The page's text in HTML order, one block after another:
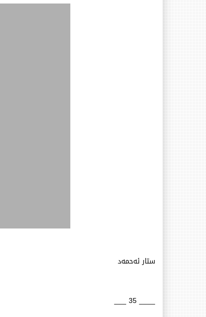
ستار ئەحمەد
____ 35 ___